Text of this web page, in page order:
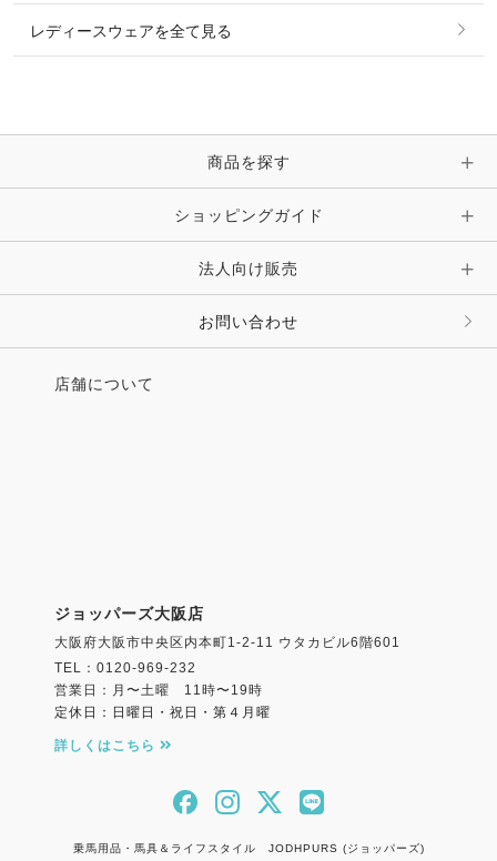
時計・財布・キーケース・革小物
キーホルダー・チャーム・ストラップ
その他 ファッション雑貨
ピン・ブローチ・コサージュ
その他 アクセサリー
レディースウェアを全て見る
商品を探す
ショッピングガイド
法人向け販売
お問い合わせ
店舗について
ジョッパーズ大阪店
大阪府大阪市中央区内本町1-2-11 ウタカビル6階601
TEL：0120-969-232
営業日：月〜土曜 11時〜19時
定休日：日曜日・祝日・第４月曜
詳しくはこちら
乗馬用品・馬具＆ライフスタイル JODHPURS (ジョッパーズ)